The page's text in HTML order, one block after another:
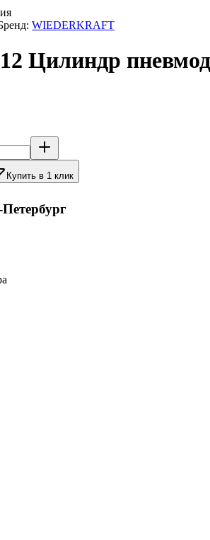
WIEDERKRAFT
Цилиндр
Купить в 1 клик